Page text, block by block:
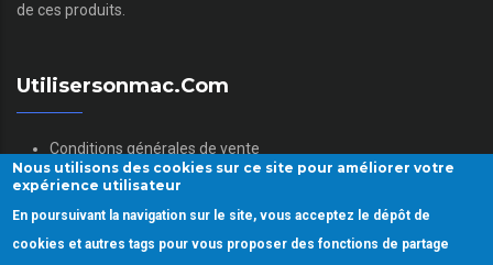
de ces produits.
Utilisersonmac.com
Conditions générales de vente
Mentions légales
Politique des données personnelles
Gestion des Cookies
Nous utilisons des cookies sur ce site pour améliorer votre
expérience utilisateur
En poursuivant la navigation sur le site, vous acceptez le dépôt de
cookies et autres tags pour vous proposer des fonctions de partage